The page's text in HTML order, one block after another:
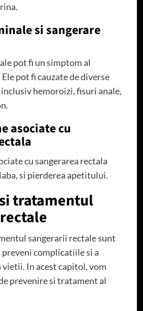
si sangerare
pot fi un simptom al
pot fi cauzate de diverse
hemoroizi, fisuri anale,
asociate cu
cu sangerarea rectala
si pierderea apetitului.
tratamentul
sangerarii rectale sunt
complicatiile si a
In acest capitol, vom
prevenire si tratament al